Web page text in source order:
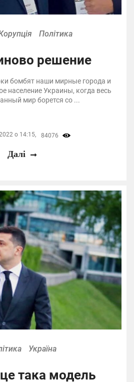
Політика
решение
бомбят наши мирные города и
население Украины, когда весь
мир борется со ...
о 14:15, 84076
Далі
Україна
така модель